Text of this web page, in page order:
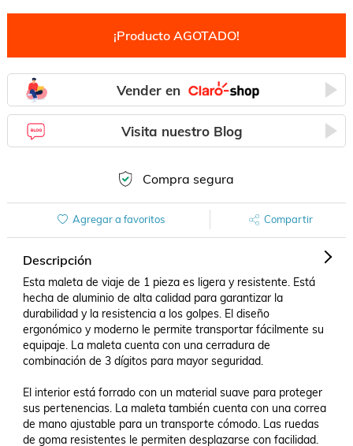
¡Producto AGOTADO!
Vender en
Visita nuestro Blog
Compra segura
Agregar a favoritos Compartir
Descripción
Esta maleta de viaje de 1 pieza es ligera y resistente. Está
hecha de aluminio de alta calidad para garantizar la
durabilidad y la resistencia a los golpes. El diseño
ergonómico y moderno le permite transportar fácilmente su
equipaje. La maleta cuenta con una cerradura de
combinación de 3 dígitos para mayor seguridad.
El interior está forrado con un material suave para proteger
sus pertenencias. La maleta también cuenta con una correa
de mano ajustable para un transporte cómodo. Las ruedas
de goma resistentes le permiten desplazarse con facilidad.